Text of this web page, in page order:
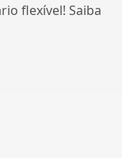
flexível! Saiba